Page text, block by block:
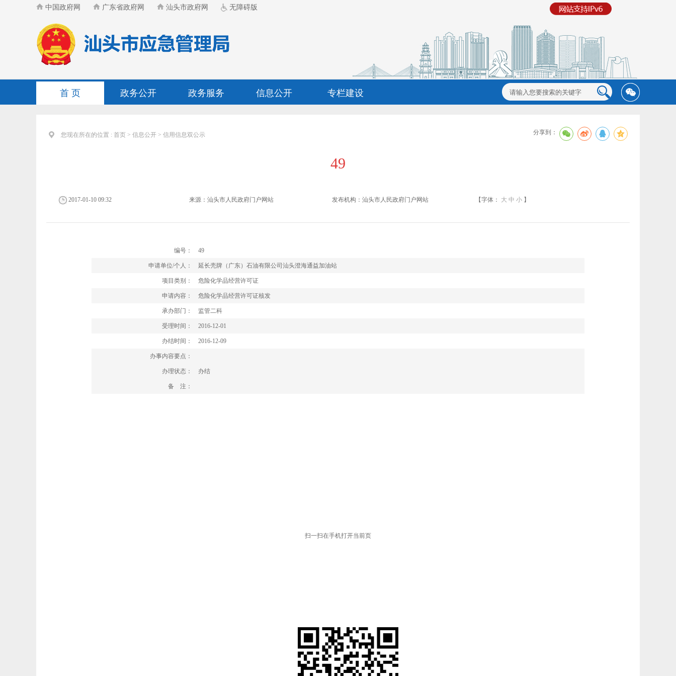
中国政府网 广东省政府网 汕头市政府网 无障碍版
首 页 政务公开 政务服务 信息公开 专栏建设
您现在所在的位置 : 首页 > 信息公开 > 信用信息双公示 分享到：
49
2017-01-10 09:32 来源：汕头市人民政府门户网站 发布机构：汕头市人民政府门户网站 【字体： 大 中 小 】
编号： 49
申请单位/个人： 延长壳牌（广东）石油有限公司汕头澄海通益加油站
项目类别： 危险化学品经营许可证
申请内容： 危险化学品经营许可证核发
承办部门： 监管二科
受理时间： 2016-12-01
办结时间： 2016-12-09
办事内容要点：
办理状态： 办结
备 注：
扫一扫在手机打开当前页